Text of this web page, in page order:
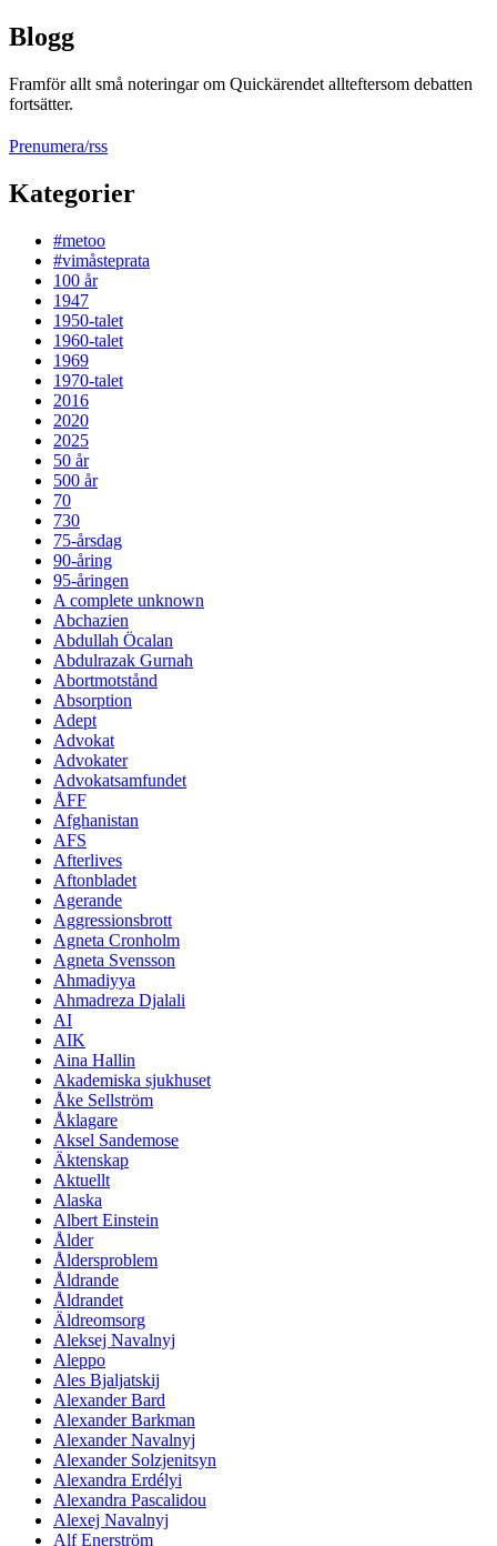
Blogg
Framför allt små noteringar om Quickärendet allteftersom debatten
fortsätter.
Prenumera/rss
Kategorier
#metoo
#vimåsteprata
100 år
1947
1950-talet
1960-talet
1969
1970-talet
2016
2020
2025
50 år
500 år
70
730
75-årsdag
90-åring
95-åringen
A complete unknown
Abchazien
Abdullah Öcalan
Abdulrazak Gurnah
Abortmotstånd
Absorption
Adept
Advokat
Advokater
Advokatsamfundet
ÅFF
Afghanistan
AFS
Afterlives
Aftonbladet
Agerande
Aggressionsbrott
Agneta Cronholm
Agneta Svensson
Ahmadiyya
Ahmadreza Djalali
AI
AIK
Aina Hallin
Akademiska sjukhuset
Åke Sellström
Åklagare
Aksel Sandemose
Äktenskap
Aktuellt
Alaska
Albert Einstein
Ålder
Åldersproblem
Åldrande
Åldrandet
Äldreomsorg
Aleksej Navalnyj
Aleppo
Ales Bjaljatskij
Alexander Bard
Alexander Barkman
Alexander Navalnyj
Alexander Solzjenitsyn
Alexandra Erdélyi
Alexandra Pascalidou
Alexej Navalnyj
Alf Enerström